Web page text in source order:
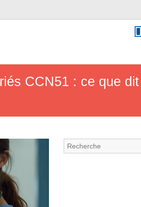
CCN51 : ce que